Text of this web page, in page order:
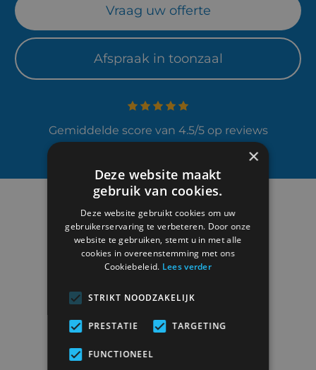
Vraag uw offerte
Afspraak in toonzaal
Gemiddelde score van 4.5/5 op reviews
Duisburgsesteenweg 6
3090 Overijse
BTWBE0419.522.723
×
Deze website maakt
gebruik van cookies.
Deze website gebruikt cookies om uw
gebruikerservaring te verbeteren. Door onze
website te gebruiken, stemt u in met alle
cookies in overeenstemming met ons
Cookiebeleid. Lees verder
STRIKT NOODZAKELIJK
PRESTATIE TARGETING
FUNCTIONEEL